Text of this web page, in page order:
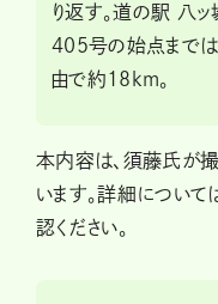
り返す。道の駅 八ッ
405号の始点まで
由で約18km。
本内容は、須藤氏が
います。詳細につい
認ください。